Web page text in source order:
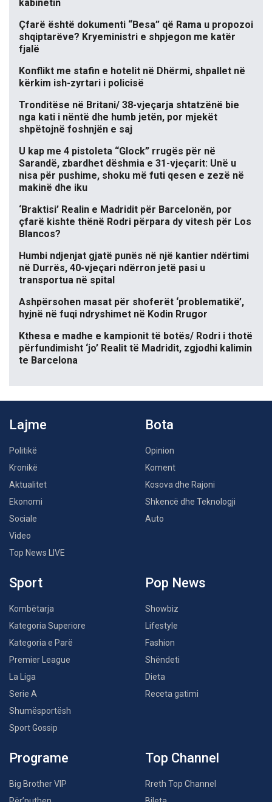
kabinetin
Çfarë është dokumenti “Besa” që Rama u propozoi
shqiptarëve? Kryeministri e shpjegon me katër
fjalë
Konflikt me stafin e hotelit në Dhërmi, shpallet në
kërkim ish-zyrtari i policisë
Tronditëse në Britani/ 38-vjeçarja shtatzënë bie
nga kati i nëntë dhe humb jetën, por mjekët
shpëtojnë foshnjën e saj
U kap me 4 pistoleta “Glock” rrugës për në
Sarandë, zbardhet dëshmia e 31-vjeçarit: Unë u
nisa për pushime, shoku më futi qesen e zezë në
makinë dhe iku
‘Braktisi’ Realin e Madridit për Barcelonën, por
çfarë kishte thënë Rodri përpara dy vitesh për Los
Blancos?
Humbi ndjenjat gjatë punës në një kantier ndërtimi
në Durrës, 40-vjeçari ndërron jetë pasi u
transportua në spital
Ashpërsohen masat për shoferët ‘problematikë’,
hyjnë në fuqi ndryshimet në Kodin Rrugor
Kthesa e madhe e kampionit të botës/ Rodri i thotë
përfundimisht ‘jo’ Realit të Madridit, zgjodhi kalimin
te Barcelona
Lajme
Politikë
Kronikë
Aktualitet
Ekonomi
Sociale
Video
Top News LIVE
Bota
Opinion
Koment
Kosova dhe Rajoni
Shkencë dhe Teknologji
Auto
Sport
Kombëtarja
Kategoria Superiore
Kategoria e Parë
Premier League
La Liga
Serie A
Shumësportësh
Sport Gossip
Pop News
Showbiz
Lifestyle
Fashion
Shëndeti
Dieta
Receta gatimi
Programe
Big Brother VIP
Top Channel
Rreth Top Channel